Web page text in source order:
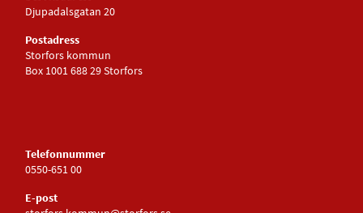
Djupadalsgatan 20
Postadress
Storfors kommun
Box 1001 688 29 Storfors
Telefonnummer
0550-651 00
E-post